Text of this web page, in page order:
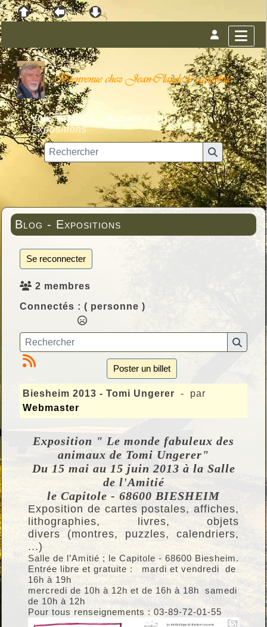
Vous êtes ici : Accueil » Blog»
Expositions
Blog - Expositions
Se reconnecter
2 membres
Connectés : ( personne )
Poster un billet
Biesheim 2013 - Tomi Ungerer - par
Webmaster
Exposition " Le monde fabuleux des
animaux de Tomi Ungerer"
Du 15 mai au 15 juin 2013 à la Salle
de l'Amitié
le Capitole - 68600 BIESHEIM
Exposition de cartes postales, affiches,
lithographies, livres, objets
divers (montres, puzzles, calendriers,
...)
Salle de l’Amitié ; le Capitole - 68600 Biesheim.
Entrée libre et gratuite : mardi et vendredi de
16h à 19h
mercredi de 10h à 12h et de 16h à 18h samedi
de 10h à 12h
Pour tous renseignements : 03-89-72-01-55